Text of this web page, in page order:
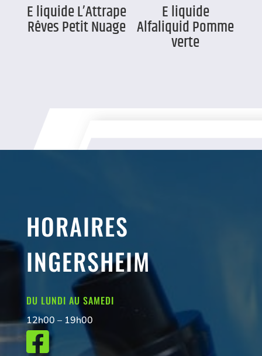
E liquide L’Attrape
Rêves Petit Nuage
E liquide
Alfaliquid Pomme
verte
HORAIRES
INGERSHEIM
DU LUNDI AU SAMEDI
12h00 – 19h00
